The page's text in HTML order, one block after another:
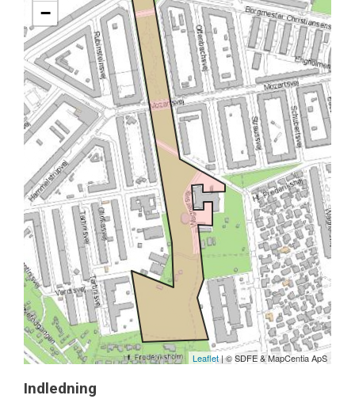
−
Leaflet| © SDFE & MapCentia ApS
Indledning